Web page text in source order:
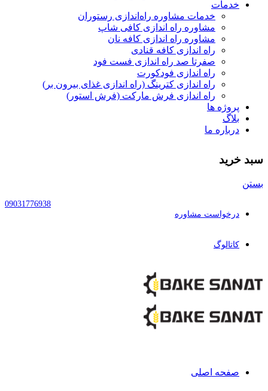
خدمات
خدمات مشاوره راه‌اندازی رستوران
مشاوره راه اندازی کافی شاپ
مشاوره راه اندازی کافه نان
راه اندازی کافه قنادی
صفرتا صد راه اندازی فست فود
راه اندازی فودکورت
راه اندازی کترینگ (راه‌ اندازی غذای بیرون بر)
راه اندازی فرش مارکت (فرش استور)
پروژه ها
بلاگ
درباره ما
سبد خرید
بستن
09031776938
درخواست مشاوره
کاتالوگ
صفحه اصلی